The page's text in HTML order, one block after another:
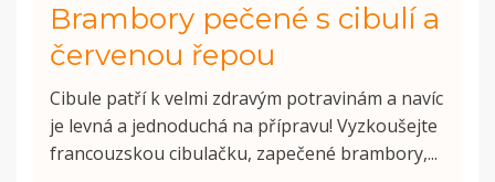
Brambory pečené s cibulí a
červenou řepou
Cibule patří k velmi zdravým potravinám a navíc
je levná a jednoduchá na přípravu! Vyzkoušejte
francouzskou cibulačku, zapečené brambory,...